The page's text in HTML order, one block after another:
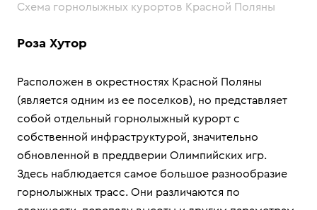
Схема горнолыжных курортов Красной Поляны
Роза Хутор
Расположен в окрестностях Красной Поляны
(является одним из ее поселков), но представляет
собой отдельный горнолыжный курорт с
собственной инфраструктурой, значительно
обновленной в преддверии Олимпийских игр.
Здесь наблюдается самое большое разнообразие
горнолыжных трасс. Они различаются по